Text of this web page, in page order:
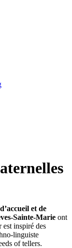
et de
Sainte-Marie ont
est inspiré des
linguiste
of tellers.